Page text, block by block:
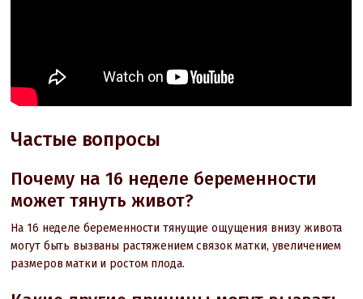
Частые вопросы
Почему на 16 неделе беременности
может тянуть живот?
На 16 неделе беременности тянущие ощущения внизу живота
могут быть вызваны растяжением связок матки, увеличением
размеров матки и ростом плода.